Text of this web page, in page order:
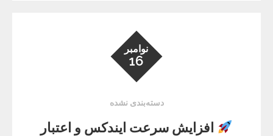
نوامبر
16
دسته‌بندی نشده
افزایش سرعت ایندکس و اعتبار